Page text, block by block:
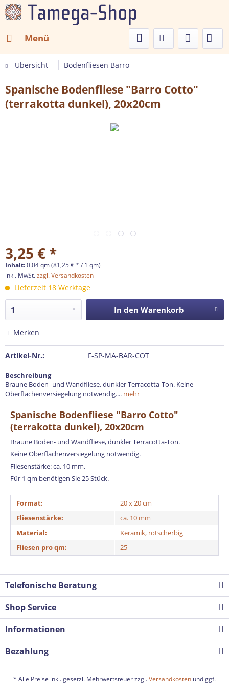
Menü
Übersicht Bodenfliesen Barro
Spanische Bodenfliese "Barro Cotto"
(terrakotta dunkel), 20x20cm
3,25 € *
Inhalt:0.04 qm (81,25 € * / 1 qm)
inkl. MwSt.zzgl. Versandkosten
Lieferzeit 18 Werktage
In den Warenkorb
Merken
Artikel-Nr.: F-SP-MA-BAR-COT
Beschreibung
Braune Boden- und Wandfliese, dunkler Terracotta-Ton. Keine
Oberflächenversiegelung notwendig.... mehr
Spanische Bodenfliese "Barro Cotto"
(terrakotta dunkel), 20x20cm
Braune Boden- und Wandfliese, dunkler Terracotta-Ton.
Keine Oberflächenversiegelung notwendig.
Fliesenstärke: ca. 10 mm.
Für 1 qm benötigen Sie 25 Stück.
Format:
20 x 20 cm
Fliesenstärke:
ca. 10 mm
Material:
Keramik, rotscherbig
Fliesen pro qm:
25
Telefonische Beratung
Shop Service
Informationen
Bezahlung
* Alle Preise inkl. gesetzl. Mehrwertsteuer zzgl.Versandkosten und ggf.